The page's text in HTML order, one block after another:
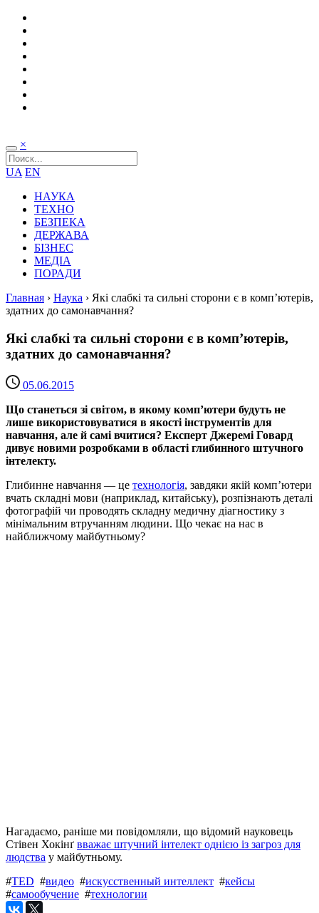
×
UA EN
НАУКА
ТЕХНО
БЕЗПЕКА
ДЕРЖАВА
БІЗНЕС
МЕДІА
ПОРАДИ
Главная › Наука › Які слабкі та сильні сторони є в комп’ютерів,
здатних до самонавчання?
Які слабкі та сильні сторони є в комп’ютерів,
здатних до самонавчання?
05.06.2015
Що станеться зі світом, в якому комп’ютери будуть не
лише використовуватися в якості інструментів для
навчання, але й самі вчитися? Експерт Джеремі Говард
дивує новими розробками в області глибинного штучного
інтелекту.
Глибинне навчання — це технологія, завдяки якій комп’ютери
вчать складні мови (наприклад, китайську), розпізнають деталі
фотографій чи проводять складну медичну діагностику з
мінімальним втручанням людини. Що чекає на нас в
найближчому майбутньому?
Нагадаємо, раніше ми повідомляли, що відомий науковець
Стівен Хокінґ вважає штучний інтелект однією із загроз для
людства у майбутньому.
#TED #видео #искусственный интеллект #кейсы
#самообучение #технологии